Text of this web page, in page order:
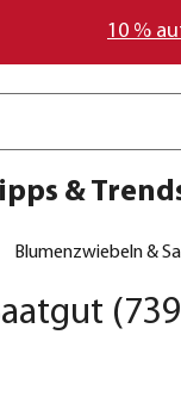
10 %
&
Blumenzwiebeln &